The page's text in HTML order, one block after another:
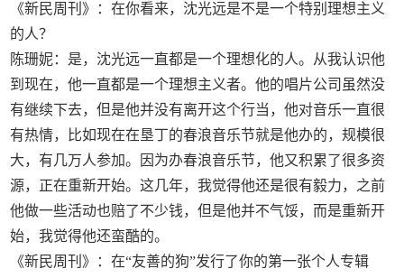
《新民周刊》：在你看来，沈光远是不是一个特别理想主义
的人？
陈珊妮：是，沈光远一直都是一个理想化的人。从我认识他
到现在，他一直都是一个理想主义者。他的唱片公司虽然没
有继续下去，但是他并没有离开这个行当，他对音乐一直很
有热情，比如现在在垦丁的春浪音乐节就是他办的，规模很
大，有几万人参加。因为办春浪音乐节，他又积累了很多资
源，正在重新开始。这几年，我觉得他还是很有毅力，之前
他做一些活动也赔了不少钱，但是他并不气馁，而是重新开
始，我觉得他还蛮酷的。
《新民周刊》：在“友善的狗”发行了你的第一张个人专辑